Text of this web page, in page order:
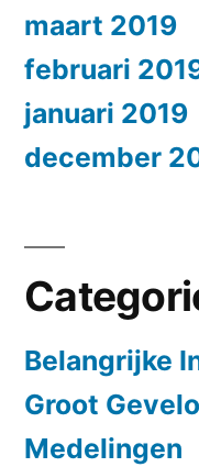
maart 2019
februari
januari 2019
december
Belangrijke
Groot
Medelingen